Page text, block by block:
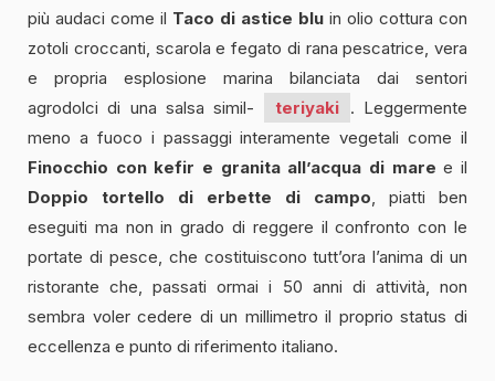
più audaci come il Taco di astice blu in olio cottura con
zotoli croccanti, scarola e fegato di rana pescatrice, vera
e propria esplosione marina bilanciata dai sentori
agrodolci di una salsa simil-
teriyaki . Leggermente
meno a fuoco i passaggi interamente vegetali come il
Finocchio con kefir e granita all’acqua di mare e il
Doppio tortello di erbette di campo , piatti ben
eseguiti ma non in grado di reggere il confronto con le
portate di pesce, che costituiscono tutt’ora l’anima di un
ristorante che, passati ormai i 50 anni di attività, non
sembra voler cedere di un millimetro il proprio status di
eccellenza e punto di riferimento italiano.